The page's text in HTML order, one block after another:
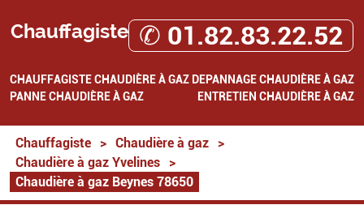
Chauffagiste ✆ 01.82.83.22.52
CHAUFFAGISTECHAUDIÈRE À GAZ DEPANNAGE CHAUDIÈRE À GAZ
PANNE CHAUDIÈRE À GAZ
ENTRETIEN CHAUDIÈRE À GAZ
Chauffagiste > Chaudière à gaz
>
Chaudière à gaz Yvelines
>
Chaudière à gaz Beynes 78650